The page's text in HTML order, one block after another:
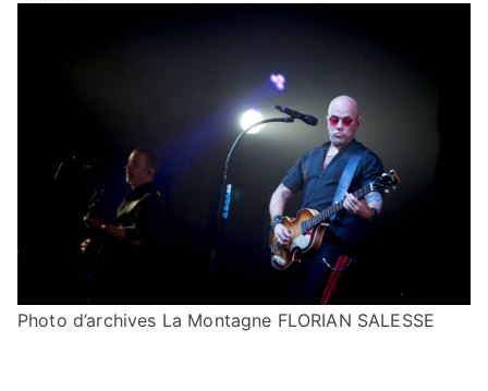
Photo d’archives La Montagne FLORIAN SALESSE